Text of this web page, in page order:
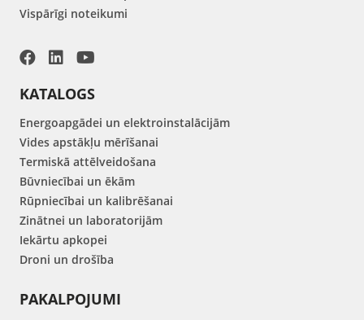
Vispārīgi noteikumi
KATALOGS
Energoapgādei un elektroinstalācijām
Vides apstākļu mērīšanai
Termiskā attēlveidošana
Būvniecībai un ēkām
Rūpniecībai un kalibrēšanai
Zinātnei un laboratorijām
Iekārtu apkopei
Droni un drošība
PAKALPOJUMI